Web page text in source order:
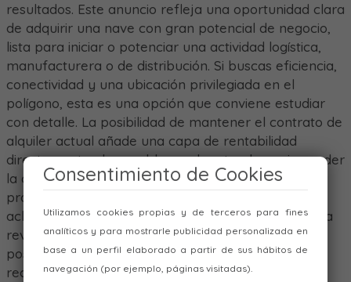
resultados. Este anuncio refleja una oportunidad clara
de adquirir una nave con gran potencial de negocio,
lista para iniciar o potenciar una actividad logística,
manufacturera o de distribución. Si buscas eficiencia,
conectividad y una ubicación privilegiada en el
polígono, esta es una opción que conviene estudiar
con detalle. La posibilidad de mantener el contrato de
alquiler actual añade una capa de rentabilidad
directamente observable en el corto plazo, sin perder
la opción de negociar condiciones para el nuevo
propietario. Contáctanos para organizar visita y
aclarar cualquier detalle técnico o financiero, y para
revisar condiciones de venta, fechas de entrega y
posibles ajustes de distribución interna. Se
recomienda confirmar disponibilidad y revisar el
Consentimiento de Cookies
Utilizamos cookies propias y de terceros para fines
analíticos y para mostrarle publicidad personalizada en
base a un perfil elaborado a partir de sus hábitos de
navegación (por ejemplo, páginas visitadas).